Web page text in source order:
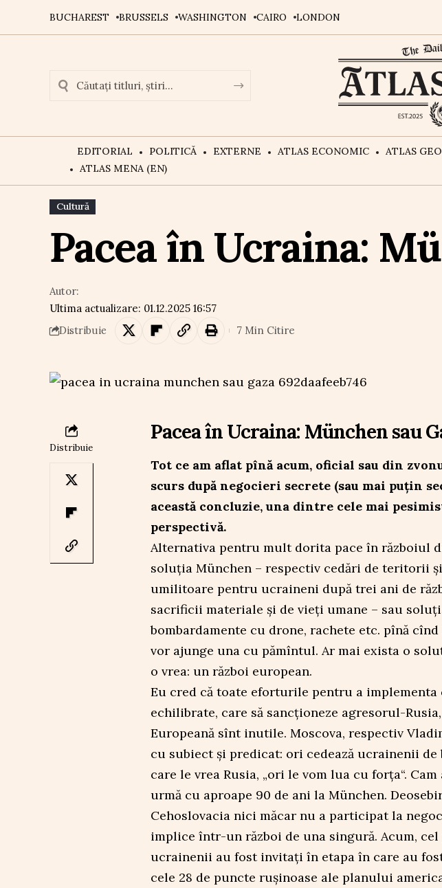
BUCHAREST BRUSSELS WASHINGTON CAIRO LONDON
EDITORIAL POLITICĂ EXTERNE ATLAS ECONOMIC ATLAS
ATLAS MENA (EN)
Cultură
Pacea în Ucraina:
Ultima actualizare: 01.12.2025 16:57
Autor:
Distribuie 7 Min Citire
Distribuie
Pacea în Ucraina: München sau
Tot ce am aflat pînă acum, oficial sau din
scurs după negocieri secrete (sau mai puțin
această concluzie, una dintre cele mai
perspectivă.
Alternativa pentru mult dorita pace în războiul
soluția München – respectiv cedări de teritorii
umilitoare pentru ucraineni după trei ani de
sacrificii materiale și de vieți umane – sau
bombardamente cu drone, rachete etc. pînă
vor ajunge una cu pămîntul. Ar mai exista o
o vrea: un război european.
Eu cred că toate eforturile pentru a
echilibrate, care să sancționeze agresorul-
Europeană sînt inutile. Moscova, respectiv
cu subiect și predicat: ori cedează ucrainenii
care le vrea Rusia, „ori le vom lua cu forța“.
urmă cu aproape 90 de ani la München.
Cehoslovacia nici măcar nu a participat la
implice într-un război de una singură. Acum, cel
ucrainenii au fost invitați în etapa în care au
cele 28 de puncte rușinoase ale planului